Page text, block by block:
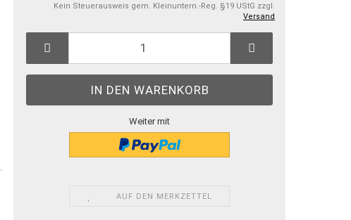
Kein Steuerausweis gem. Kleinuntern.-Reg. §19 UStG zzgl.
Versand
Weiter mit
AUF DEN MERKZETTEL